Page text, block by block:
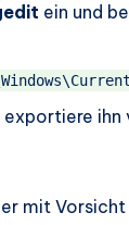
ein und
exportiere ihn
mit